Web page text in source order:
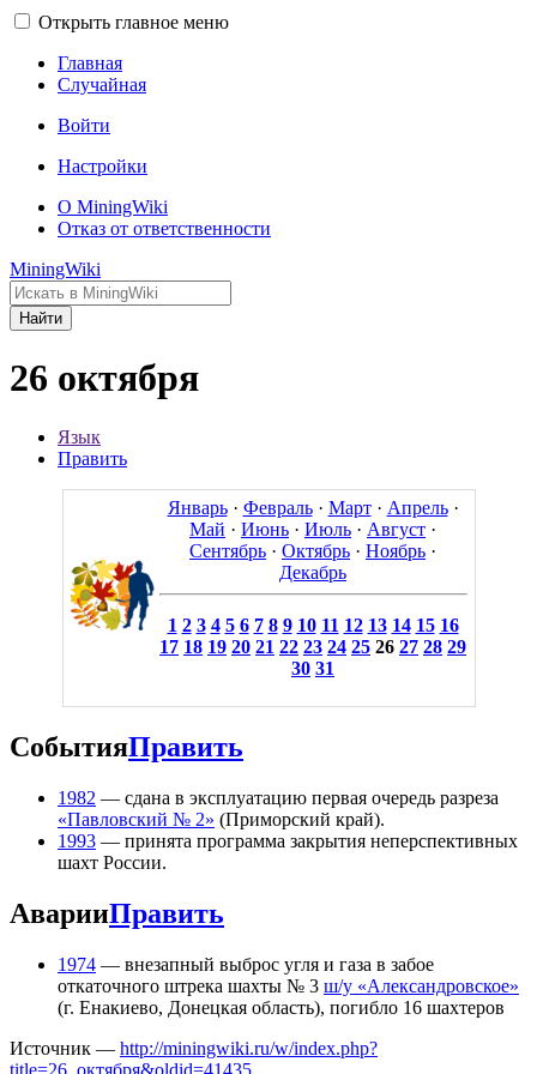
Открыть главное меню
Главная
Случайная
Войти
Настройки
О MiningWiki
Отказ от ответственности
MiningWiki
Найти
26 октября
Язык
Править
Январь· Февраль· Март· Апрель·
Май · Июнь · Июль · Август ·
Сентябрь · Октябрь · Ноябрь ·
Декабрь
1 2 3 4 5 6 7 8 9 10 11 12 13 14 15 16
17 18 19 20 21 22 23 24 25 26 27 28 29
30 31
СобытияПравить
1982 — сдана в эксплуатацию первая очередь разреза
«Павловский № 2» (Приморский край).
1993 — принята программа закрытия неперспективных
шахт России.
АварииПравить
1974 — внезапный выброс угля и газа в забое
откаточного штрека шахты № 3 ш/у «Александровское»
(г. Енакиево, Донецкая область), погибло 16 шахтеров
Источник — http://miningwiki.ru/w/index.php?
title=26_октября&oldid=41435